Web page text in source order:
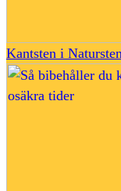
Kantsten i